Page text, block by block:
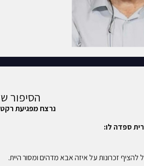
הסיפור
נרצח מפגיעת רקטה
ספדה לו:
זכרונות על איזה אבא מדהים ומסור היית.